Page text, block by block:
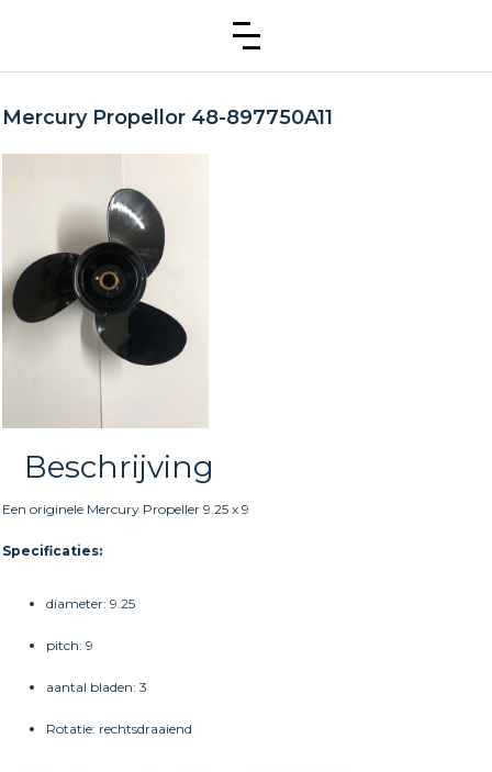
Mercury Propellor 48-897750A11
Beschrijving
Een originele Mercury Propeller 9.25 x 9
Specificaties:
diameter: 9.25
pitch: 9
aantal bladen: 3
Rotatie: rechtsdraaiend